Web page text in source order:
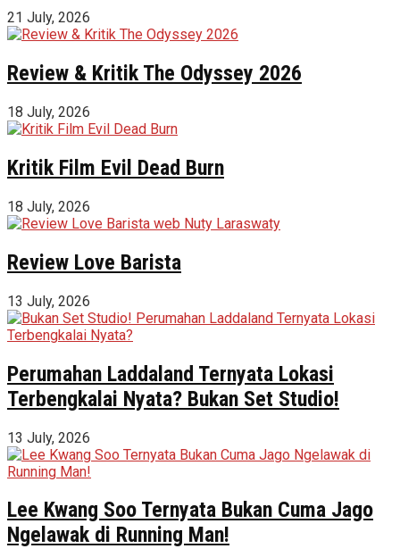
21 July, 2026
Review & Kritik The Odyssey 2026
18 July, 2026
Kritik Film Evil Dead Burn
18 July, 2026
Review Love Barista
13 July, 2026
Perumahan Laddaland Ternyata Lokasi
Terbengkalai Nyata? Bukan Set Studio!
13 July, 2026
Lee Kwang Soo Ternyata Bukan Cuma Jago
Ngelawak di Running Man!